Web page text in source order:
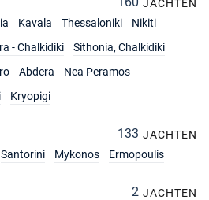
12/2026 €2624
JACHTEN
Kavala Thessaloniki
Nikiti
- Chalkidiki
Sithonia, Chalkidiki
Abdera
Nea Peramos
Kryopigi
133 JACHTEN
Santorini Mykonos Ermopoulis
2 JACHTEN